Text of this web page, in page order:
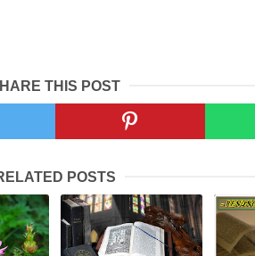
THIS POST
POSTS